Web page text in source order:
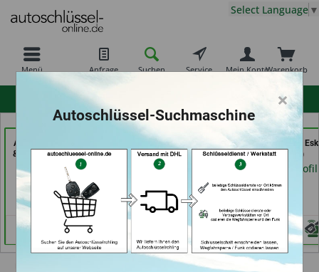
Menü Anfrage Suchen Service Warenkorb
Mein Konto
Select Language ▼
AKYÜZ Schlüsseldienst
& Sicherheitstechnik (in
Händlerprofil
GSB Produktions GmbH
(in Pfäffikon)
Händlerprofil
Shoes & Keys by
Erlangen)
Händlerprofil
×
Autoschlüssel-Suchmaschine